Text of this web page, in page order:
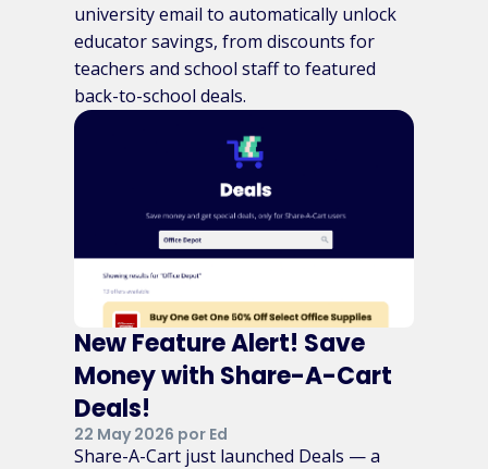
university email to automatically unlock
educator savings, from discounts for
teachers and school staff to featured
back-to-school deals.
New Feature Alert! Save
Money with Share-A-Cart
Deals!
22 May 2026 por Ed
Share-A-Cart just launched Deals — a